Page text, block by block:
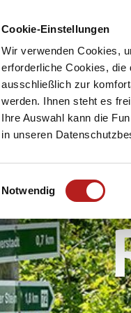
Cookie-Einstellungen
Wir verwenden Cookies,
erforderliche Cookies, die
ausschließlich zur
werden. Ihnen steht es
Ihre Auswahl kann die
in unseren
i
w
i
l
l
i
Notwendig
Meine